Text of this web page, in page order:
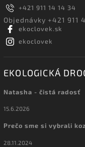
+421 911 14 14 34
Objednávky +421 911
ekoclovek.sk
ekoclovek
EKOLOGICKÁ
Natasha - čistá radosť
15.6.2026
Prečo sme si vybrali
28.11.2024